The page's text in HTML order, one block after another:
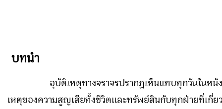
บทนำ
อุบัติเหตุทางจราจรปรากฏเห็นแทบทุกวันในห
เหตุของความสูญเสียทั้งชีวิตและทรัพย์สินกับทุกฝ่ายที่เกี่